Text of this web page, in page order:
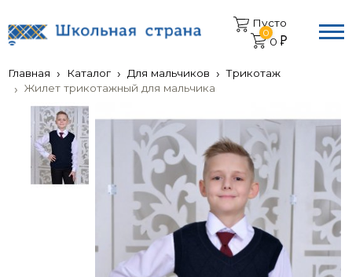
Пусто
0
0
Главная Каталог Для мальчиков
Трикотаж
Жилет трикотажный для мальчика